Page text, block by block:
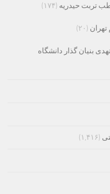
تربت حیدریه (۱۷۴)
(۲۰)
بنیان گذار دانشگاه
(۱,۴۱۶)